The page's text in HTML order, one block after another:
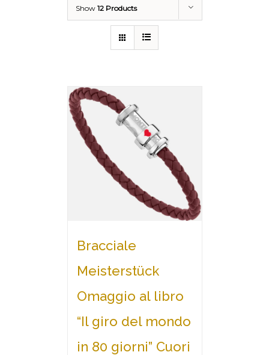
Show 12 Products
Bracciale
Meisterstück
Omaggio al libro
“Il giro del mondo
in 80 giorni” Cuori